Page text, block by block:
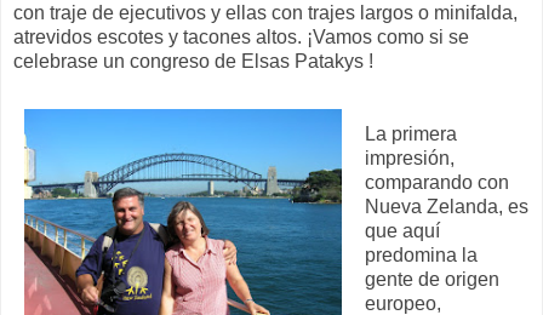
con traje de ejecutivos y ellas con trajes largos o minifalda,
atrevidos escotes y tacones altos. ¡Vamos como si se
celebrase un congreso de Elsas Patakys !
La primera
impresión,
comparando con
Nueva Zelanda, es
que aquí
predomina la
gente de origen
europeo,